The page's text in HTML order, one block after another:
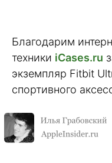
Благодарим
техники iCases.ru
экземпляр Fitbit
спортивного